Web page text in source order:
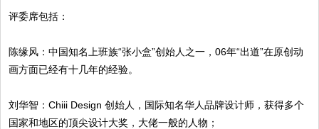
评委席包括：
陈缘风：中国知名上班族“张小盒”创始人之一，06年“出道”在原创动
画方面已经有十几年的经验。
刘华智：Chiii Design 创始人，国际知名华人品牌设计师，获得多个
国家和地区的顶尖设计大奖，大佬一般的人物；